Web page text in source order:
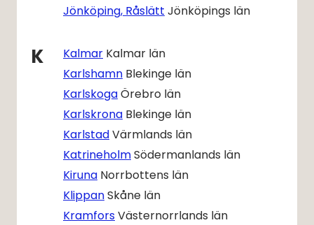
Jönköping, Råslätt Jönköpings län
K Kalmar Kalmar län
Karlshamn Blekinge län
KarlskogaÖrebro län
Karlskrona Blekinge län
KarlstadVärmlands län
KatrineholmSödermanlands län
Kiruna Norrbottens län
KlippanSkåne län
KramforsVästernorrlands län